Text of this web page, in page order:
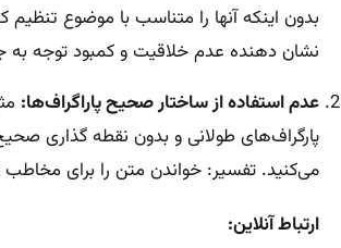
بدون اینکه آنها را متناسب با موضوع تنظیم
نشان دهنده عدم خلاقیت و کمبود توجه به
عدم استفاده از ساختار صحیح پاراگراف‌ها:
پارگراف‌های طولانی و بدون نقطه گذاری
می‌کنید. تفسیر: خواندن متن را برای
ارتباط آنلاین: